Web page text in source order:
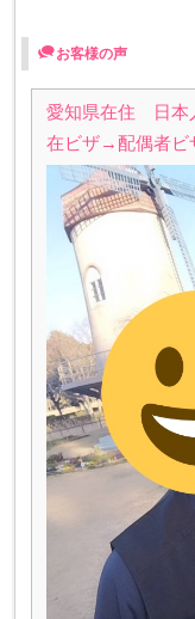
お客様の声
愛知県在住 日本
在ビザ→配偶者ビ